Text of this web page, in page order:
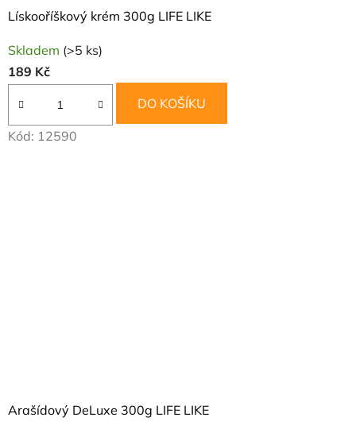
Lískooříškový krém 300g LIFE LIKE
Skladem (>5 ks)
189 Kč
DO KOŠÍKU
Kód: 12590
Arašídový DeLuxe 300g LIFE LIKE